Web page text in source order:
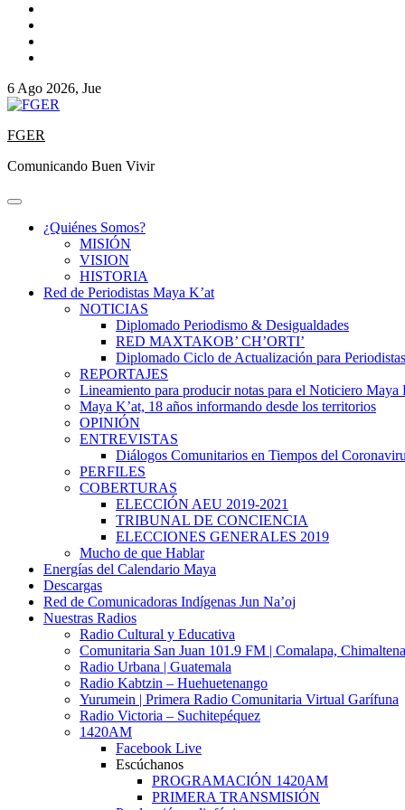
6 Ago 2026, Jue
FGER
Comunicando Buen Vivir
¿Quiénes Somos?
MISIÓN
VISION
HISTORIA
Red de Periodistas Maya K’at
NOTICIAS
Diplomado Periodismo & Desigualdades
RED MAXTAKOB’ CH’ORTI’
Diplomado Ciclo de Actualización para Periodistas
REPORTAJES
Lineamiento para producir notas para el Noticiero Maya
Maya K’at, 18 años informando desde los territorios
OPINIÓN
ENTREVISTAS
Diálogos Comunitarios en Tiempos del
PERFILES
COBERTURAS
ELECCIÓN AEU 2019-2021
TRIBUNAL DE CONCIENCIA
ELECCIONES GENERALES 2019
Mucho de que Hablar
Energías del Calendario Maya
Descargas
Red de Comunicadoras Indígenas Jun Na’oj
Nuestras Radios
Radio Cultural y Educativa
Comunitaria San Juan 101.9 FM | Comalapa,
Radio Urbana | Guatemala
Radio Kabtzin – Huehuetenango
Yurumein | Primera Radio Comunitaria Virtual Garífuna
Radio Victoria – Suchitepéquez
1420AM
Facebook Live
Escúchanos
PROGRAMACIÓN 1420AM
PRIMERA TRANSMISIÓN